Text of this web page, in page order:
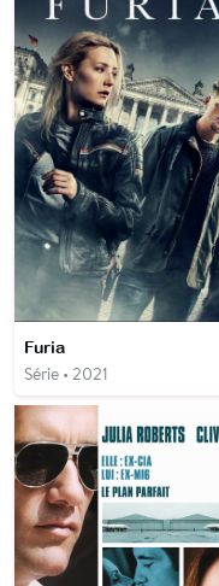
Furia
Série • 2021